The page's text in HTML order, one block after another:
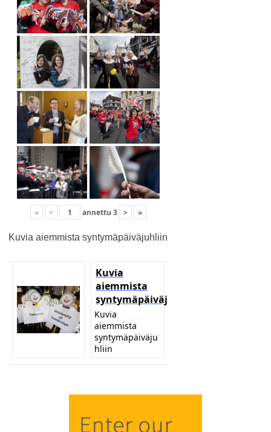
« < annettu 3 > »
Kuvia aiemmista syntymäpäiväjuhliin
Kuvia
aiemmista
syntymäpäiväjuhliin
Kuvia
aiemmista
syntymäpäiväju
hliin